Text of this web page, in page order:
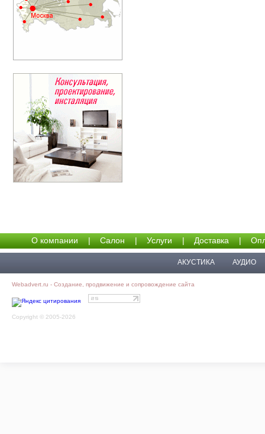
О компании | Салон | Услуги | Доставка |
АКУСТИКА АУДИО
Webadvert.ru - Создание, продвижение и сопровождение сайта
Copyright © 2005-2026